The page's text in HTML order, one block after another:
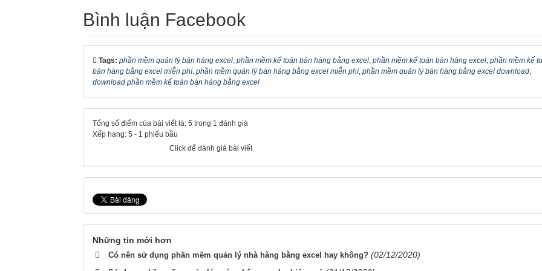
Bình luận Facebook
Tags: phần mềm quản lý bán hàng excel, phần mềm kế toán bán hàng bằng excel, phần mềm kế toán bán hàng excel, phần mềm kế
bán hàng bằng excel miễn phí, phần mềm quản lý bán hàng bằng excel miễn phí, phần mềm quản lý bán hàng bằng excel download,
download phần mềm kế toán bán hàng bằng excel
Tổng số điểm của bài viết là: 5 trong 1 đánh giá
Xếp hạng: 5 - 1 phiếu bầu
Click để đánh giá bài viết
Những tin mới hơn
Có nên sử dụng phần mềm quản lý nhà hàng bằng excel hay không? (02/12/2020)